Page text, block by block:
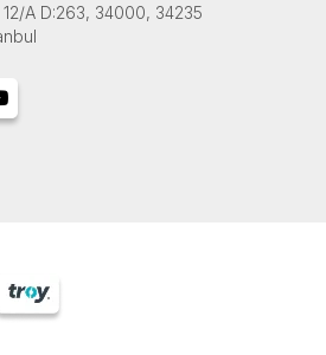
A D:263, 34000, 34235